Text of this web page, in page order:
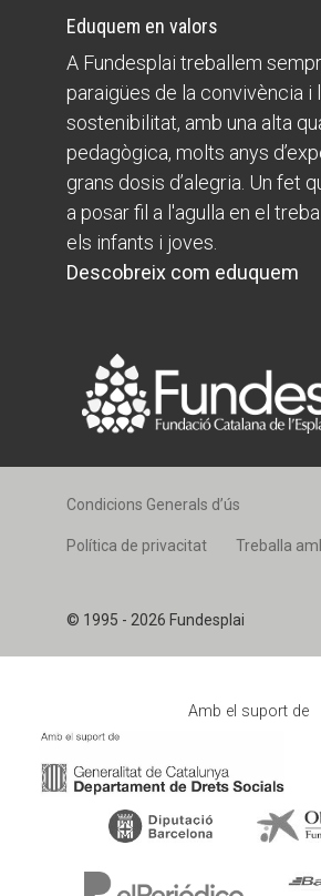
Eduquem en valors
A Fundesplai treballem
paraigües de la convivència i
sostenibilitat, amb una alta
pedagògica, molts anys
grans dosis d’alegria. Un fet
a posar fil a l'agulla en el
els infants i joves.
Descobreix com eduquem
© 1995 - 2026 Fundesplai
Condicions Generals d’ús
Política de privacitat Treballa
Amb el suport de